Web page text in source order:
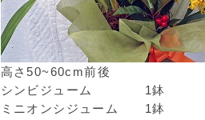
高さ50~60cm前後
シンビジューム 1鉢
ミニオンシジューム 1鉢